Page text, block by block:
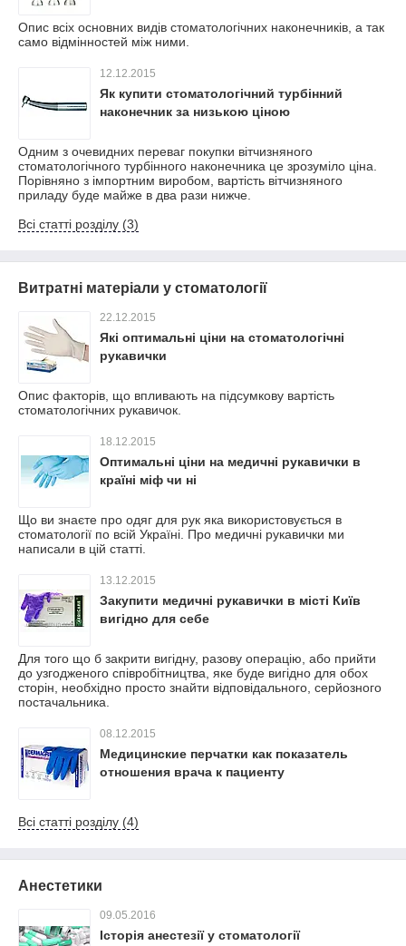
Опис всіх основних видів стоматологічних наконечників, а так
само відмінностей між ними.
12.12.2015
Як купити стоматологічний турбінний
наконечник за низькою ціною
Одним з очевидних переваг покупки вітчизняного
стоматологічного турбінного наконечника це зрозуміло ціна.
Порівняно з імпортним виробом, вартість вітчизняного
приладу буде майже в два рази нижче.
Всі статті розділу (3)
Витратні матеріали у стоматології
22.12.2015
Які оптимальні ціни на стоматологічні
рукавички
Опис факторів, що впливають на підсумкову вартість
стоматологічних рукавичок.
18.12.2015
Оптимальні ціни на медичні рукавички в
країні міф чи ні
Що ви знаєте про одяг для рук яка використовується в
стоматології по всій Україні. Про медичні рукавички ми
написали в цій статті.
13.12.2015
Закупити медичні рукавички в місті Київ
вигідно для себе
Для того що б закрити вигідну, разову операцію, або прийти
до узгодженого співробітництва, яке буде вигідно для обох
сторін, необхідно просто знайти відповідального, серйозного
постачальника.
08.12.2015
Медицинские перчатки как показатель
отношения врача к пациенту
Всі статті розділу (4)
Анестетики
09.05.2016
Історія анестезії у стоматології